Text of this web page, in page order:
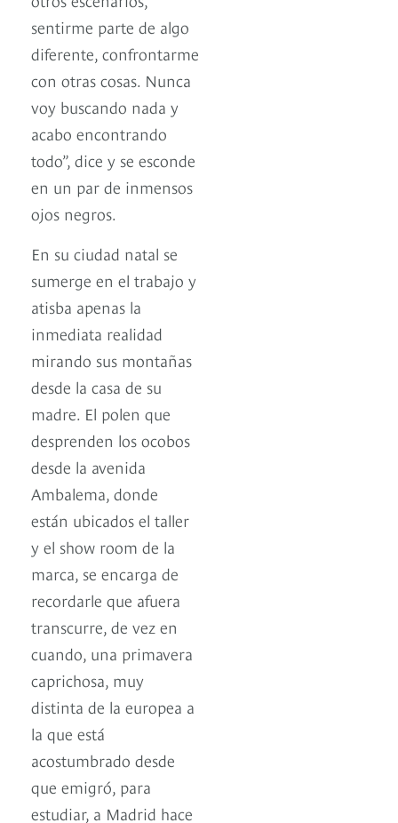
sentirme parte de algo
diferente, confrontarme
con otras cosas. Nunca
voy buscando nada y
acabo encontrando
todo”, dice y se esconde
en un par de inmensos
ojos negros.
En su ciudad natal se
sumerge en el trabajo y
atisba apenas la
inmediata realidad
mirando sus montañas
desde la casa de su
madre. El polen que
desprenden los ocobos
desde la avenida
Ambalema, donde
están ubicados el taller
y el show room de la
marca, se encarga de
recordarle que afuera
transcurre, de vez en
cuando, una primavera
caprichosa, muy
distinta de la europea a
la que está
acostumbrado desde
que emigró, para
estudiar, a Madrid hace